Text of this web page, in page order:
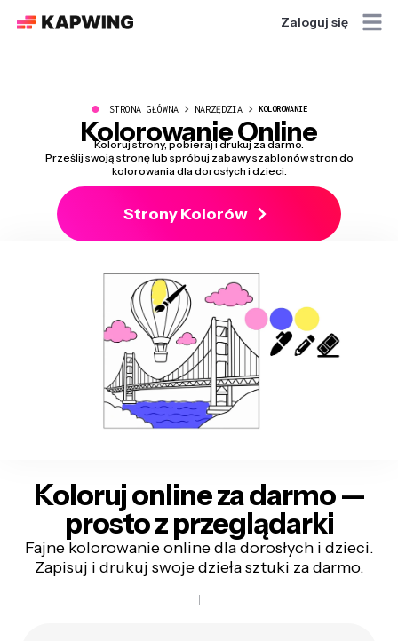
Zaloguj się
● STRONA GŁÓWNA NARZĘDZIA KOLOROWANIE
Kolorowanie Online
Koloruj strony, pobieraj i drukuj za darmo.
Prześlij swoją stronę lub spróbuj zabawy szablonów stron do
kolorowania dla dorosłych i dzieci.
Strony Kolorów
Koloruj online za darmo —
prosto z przeglądarki
Fajne kolorowanie online dla dorosłych i dzieci.
Zapisuj i drukuj swoje dzieła sztuki za darmo.